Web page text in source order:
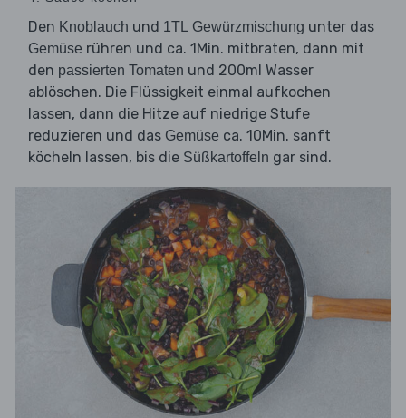
Den Knoblauch und 1TL Gewürzmischung unter das
Gemüse rühren und ca. 1Min. mitbraten, dann mit
den passierten Tomaten und 200ml Wasser
ablöschen. Die Flüssigkeit einmal aufkochen
lassen, dann die Hitze auf niedrige Stufe
reduzieren und das Gemüse ca. 10Min. sanft
köcheln lassen, bis die Süßkartoffeln gar sind.